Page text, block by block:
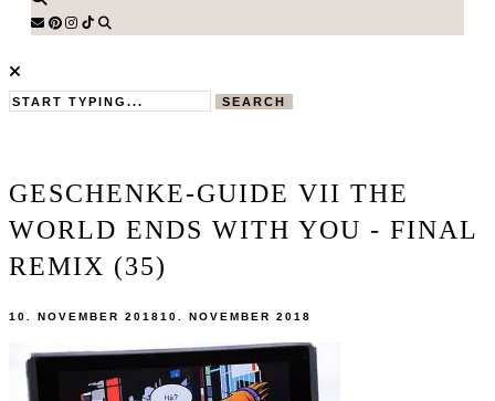
SEARCH
GESCHENKE-GUIDE VII THE
WORLD ENDS WITH YOU - FINAL
REMIX (35)
10. NOVEMBER 201810. NOVEMBER 2018